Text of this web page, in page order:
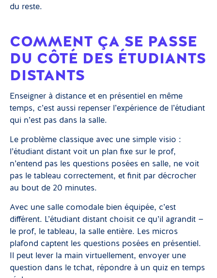
du reste.
COMMENT ÇA SE PASSE
DU CÔTÉ DES ÉTUDIANTS
DISTANTS
Enseigner à distance et en présentiel en même
temps, c’est aussi repenser l’expérience de l’étudiant
qui n’est pas dans la salle.
Le problème classique avec une simple visio :
l’étudiant distant voit un plan fixe sur le prof,
n’entend pas les questions posées en salle, ne voit
pas le tableau correctement, et finit par décrocher
au bout de 20 minutes.
Avec une salle comodale bien équipée, c’est
différent. L’étudiant distant choisit ce qu’il agrandit —
le prof, le tableau, la salle entière. Les micros
plafond captent les questions posées en présentiel.
Il peut lever la main virtuellement, envoyer une
question dans le tchat, répondre à un quiz en temps